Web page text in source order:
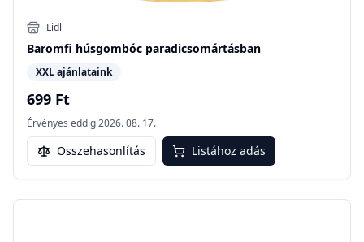
Lidl
Baromfi húsgombóc paradicsomártásban
XXL ajánlataink
699 Ft
Érvényes eddig2026. 08. 17.
Összehasonlítás Listához adás